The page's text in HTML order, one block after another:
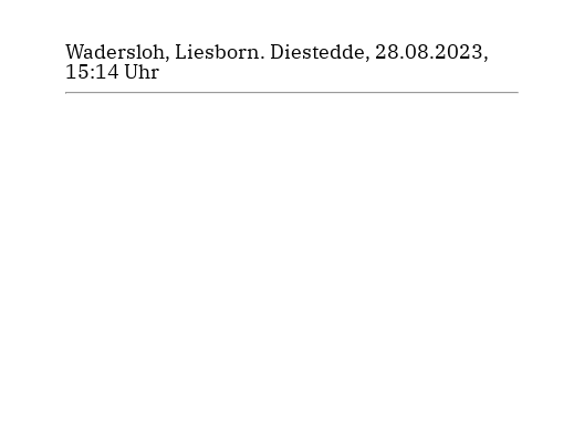
Wadersloh, Liesborn. Diestedde, 28.08.2023,
15:14 Uhr